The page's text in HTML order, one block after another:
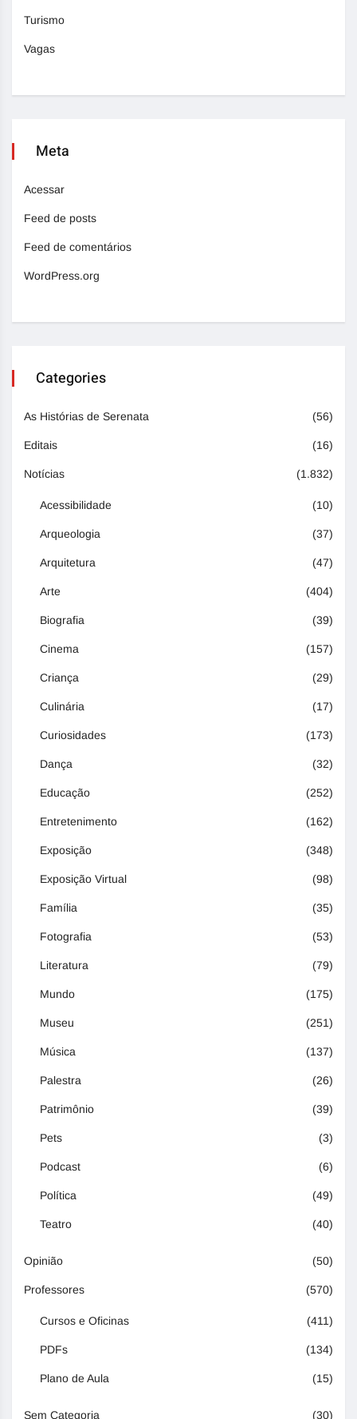
Turismo
Vagas
Meta
Acessar
Feed de posts
Feed de comentários
WordPress.org
Categories
As Histórias de Serenata (56)
Editais (16)
Notícias (1.832)
Acessibilidade (10)
Arqueologia (37)
Arquitetura (47)
Arte (404)
Biografia (39)
Cinema (157)
Criança (29)
Culinária (17)
Curiosidades (173)
Dança (32)
Educação (252)
Entretenimento (162)
Exposição (348)
Exposição Virtual (98)
Família (35)
Fotografia (53)
Literatura (79)
Mundo (175)
Museu (251)
Música (137)
Palestra (26)
Patrimônio (39)
Pets (3)
Podcast (6)
Política (49)
Teatro (40)
Opinião (50)
Professores (570)
Cursos e Oficinas (411)
PDFs (134)
Plano de Aula (15)
Sem Categoria (30)